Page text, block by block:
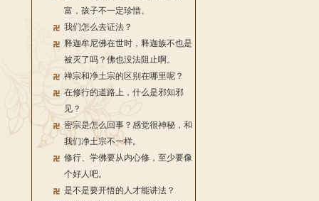
富，孩子不一定珍惜。
我们怎么去证法？
释迦牟尼佛在世时，释迦族不也是
被灭了吗？佛也没法阻止啊。
禅宗和净土宗的区别在哪里呢？
在修行的道路上，什么是邪知邪
见？
密宗是怎么回事？感觉很神秘，和
我们净土宗不一样。
修行、学佛要从内心修，至少要像
个好人吧。
是不是要开悟的人才能讲法？